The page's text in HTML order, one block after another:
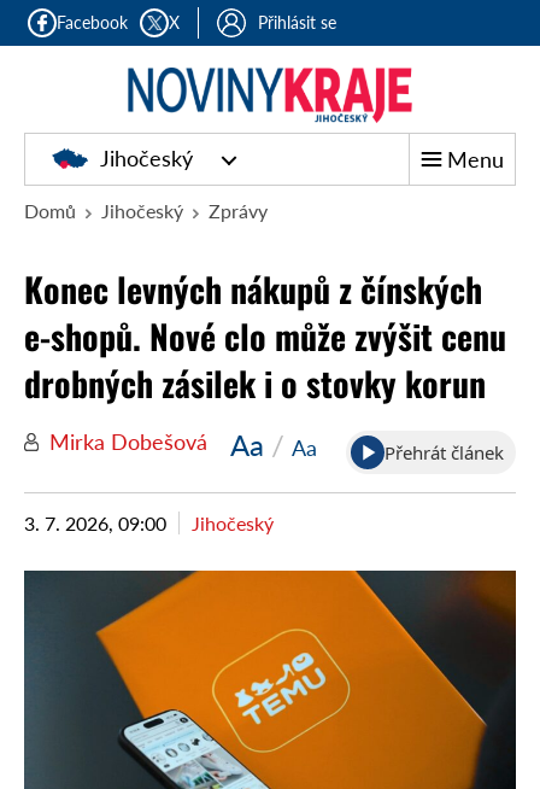
Facebook X Přihlásit se
Jihočeský Menu
Domů Jihočeský Zprávy
Konec levných nákupů z čínských
e-shopů. Nové clo může zvýšit cenu
drobných zásilek i o stovky korun
Mirka Dobešová Aa / Aa Přehrát článek
3. 7. 2026, 09:00 Jihočeský